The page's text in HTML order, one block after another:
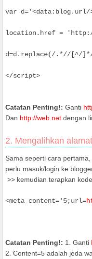
location.href =
</script>
Catatan Penting!: Ganti
Dan http://web.net dengan
2. Mengalihkan
Sama seperti cara
perlu masuk/login ke
>> kemudian terapkan
<meta content='5;url=
Catatan Penting!: 1. Ganti
2. Content=5 adalah jeda